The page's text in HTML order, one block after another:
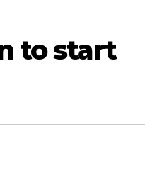
to start